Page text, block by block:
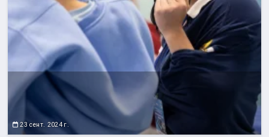
23 сент. 2024 г.